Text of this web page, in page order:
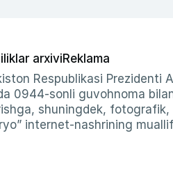
arxiviReklama
Respublikasi Prezidenti
0944-sonli guvohnoma
shuningdek,
internet-nashrining